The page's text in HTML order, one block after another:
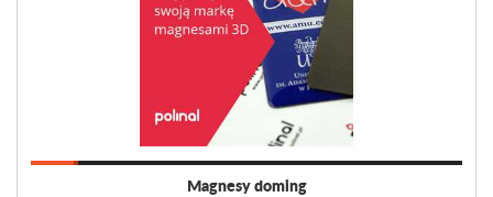
Magnesy doming